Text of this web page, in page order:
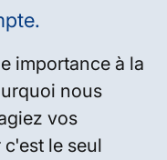
importance à la
nous
vos
le seul